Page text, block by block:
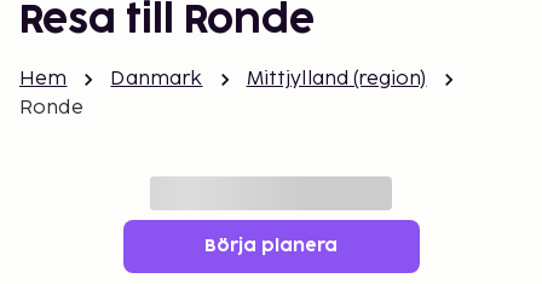
Resa till Ronde
Hem Danmark
Mittjylland (region)
Ronde
Börja planera